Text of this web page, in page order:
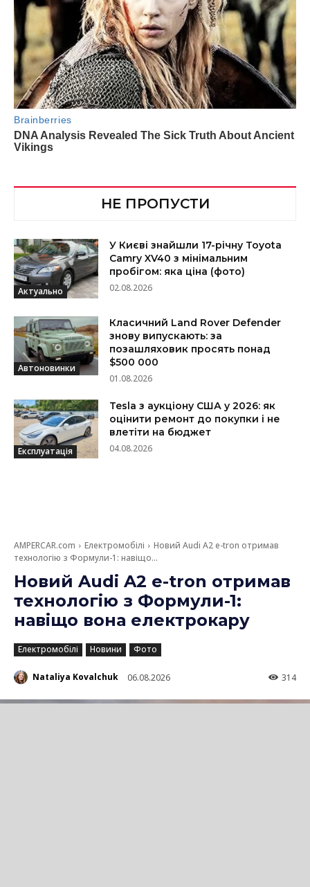
НЕ ПРОПУСТИ
Актуально
У Києві знайшли 17-річну Toyota
Camry XV40 з мінімальним
пробігом: яка ціна (фото)
02.08.2026
Автоновинки
Класичний Land Rover Defender
знову випускають: за
позашляховик просять понад
$500 000
01.08.2026
Експлуатація
Tesla з аукціону США у 2026: як
оцінити ремонт до покупки і не
влетіти на бюджет
04.08.2026